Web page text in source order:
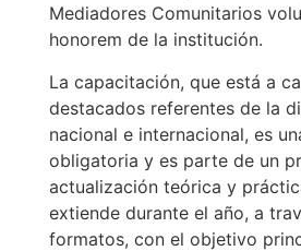
Mediadores Comunitarios
honorem de la institución.
La capacitación, que está a
destacados referentes de la
nacional e internacional, es
obligatoria y es parte de un
actualización teórica y
extiende durante el año, a
formatos, con el objetivo